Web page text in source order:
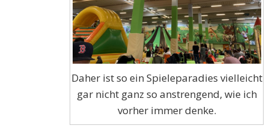
Daher ist so ein Spieleparadies vielleicht
gar nicht ganz so anstrengend, wie ich
vorher immer denke.